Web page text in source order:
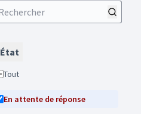
État
Tout
En attente de réponse